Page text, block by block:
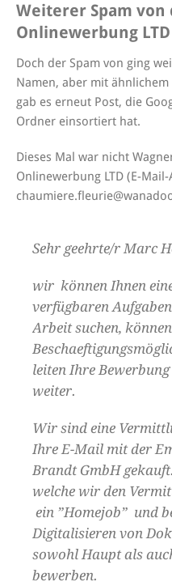
Weiterer Spam von
Onlinewerbung LTD
Doch der Spam von ging
Namen, aber mit
gab es erneut Post, die
Ordner einsortiert hat.
Dieses Mal war nicht
Onlinewerbung LTD (E-Mail-
Sehr geehrte/r Marc
wir können Ihnen
verfügbaren
Arbeit suchen,
leiten Ihre
weiter.
Wir sind eine
Ihre E-Mail mit der
Brandt GmbH
welche wir den
ein ”Homejob” und
Digitalisieren von
sowohl Haupt als
bewerben.